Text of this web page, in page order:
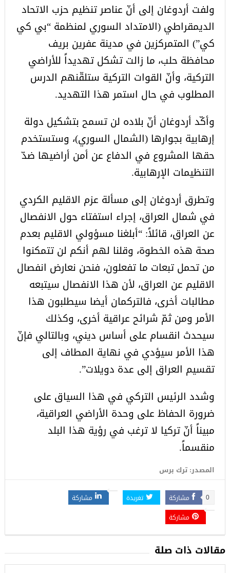
ولفت أردوغان إلى أنّ عناصر تنظيم حزب الاتحاد
الديمقراطي (الامتداد السوري لمنظمة “بي كي
كي”) المتمركزين في مدينة عفرين بريف
محافظة حلب، ما زالت تشكل تهديداً للأراضي
التركية، وأنّ القوات التركية ستلقّنهم الدرس
المطلوب في حال استمر هذا التهديد.
وأكّد أردوغان أنّ بلاده لن تسمح بتشكيل دولة
إرهابية بجوارها (الشمال السوري)، وستستخدم
حقها المشروع في الدفاع عن أمن أراضيها ضدّ
التنظيمات الإرهابية.
وتطرق أردوغان إلى مسألة عزم الاقليم الكردي
في شمال العراق، إجراء استفتاء حول الانفصال
عن العراق، قائلاً: “أبلغنا مسؤولي الاقليم بعدم
صحة هذه الخطوة، وقلنا لهم أنكم لن تتمكنوا
من تحمل تبعات ما تفعلون، فنحن نعارض انفصال
الاقليم عن العراق، لأن هذا الانفصال سيتبعه
مطالبات أخرى، فالتركمان أيضا سيطلبون هذا
الأمر ومن ثمّ شرائح عراقية أخرى، وكذلك
سيحدث انقسام على أساس ديني، وبالتالي فإنّ
هذا الأمر سيؤدي في نهاية المطاف إلى
تقسيم العراق إلى عدة دويلات”.
وشدد الرئيس التركي في هذا السياق على
ضرورة الحفاظ على وحدة الأراضي العراقية،
مبيناً أنّ تركيا لا ترغب في رؤية هذا البلد
منقسماً.
المصدر: ترك برس
مشاركة 0 تغريدة
مشاركة
مشاركة
مقالات ذات صلة